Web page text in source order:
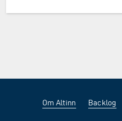
Om Altinn Backlog